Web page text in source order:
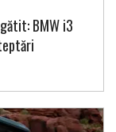
BMW i3